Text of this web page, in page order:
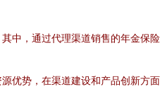
，通过代理渠道销售的年金保
优势，在渠道建设和产品创新方